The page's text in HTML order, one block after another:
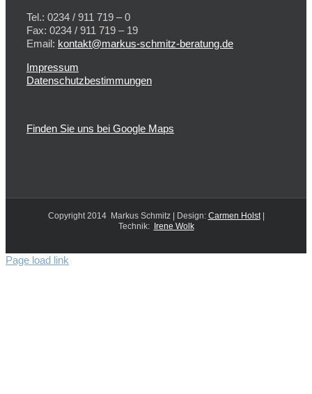
Tel.: 0234 / 911 719 – 0
Fax: 0234 / 911 719 – 19
Email: kontakt@markus-schmitz-beratung.de
Impressum
Datenschutzbestimmungen
Finden Sie uns bei Google Maps
Copyright 2014 Markus Schmitz | Design: Carmen Holst|
Technik: Irene Wolk
Page load link